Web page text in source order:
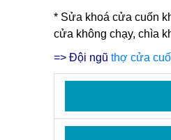
* Sửa khoá cửa cuốn
cửa không chạy, chìa
=> Đội ngũ thợ cửa